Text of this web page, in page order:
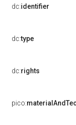
dc:identifier
dc:type
dc:rights
pico: